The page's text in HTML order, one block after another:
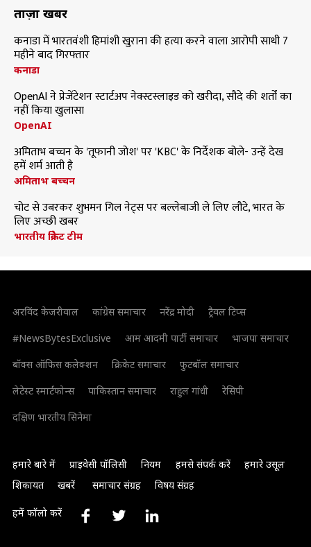
ताज़ा खबरें
कनाडा में भारतवंशी हिमांशी खुराना की हत्या करने वाला आरोपी साथी 7
महीने बाद गिरफ्तार
कनाडा
OpenAI ने प्रेजेंटेशन स्टार्टअप नेक्स्टस्लाइड को खरीदा, सौदे की शर्तों का
नहीं किया खुलासा
OpenAI
अमिताभ बच्चन के 'तूफानी जोश' पर 'KBC' के निर्देशक बोले- उन्हें देख
हमें शर्म आती है
अमिताभ बच्चन
चोट से उबरकर शुभमन गिल नेट्स पर बल्लेबाजी ले लिए लौटे, भारत के
लिए अच्छी खबर
भारतीय क्रिकेट टीम
अरविंद केजरीवाल कांग्रेस समाचार नरेंद्र मोदी
ट्रैवल टिप्स
#NewsBytesExclusive
आम आदमी पार्टी समाचार
भाजपा समाचार
बॉक्स ऑफिस कलेक्शन
क्रिकेट समाचार
फुटबॉल समाचार
लेटेस्ट स्मार्टफोन्स
पाकिस्तान समाचार राहुल गांधी
रेसिपी
दक्षिण भारतीय सिनेमा
हमारे बारे में प्राइवेसी पॉलिसी नियम हमसे संपर्क करें
हमारे उसूल
शिकायत
खबरें समाचार संग्रह विषय संग्रह
हमें फॉलो करें